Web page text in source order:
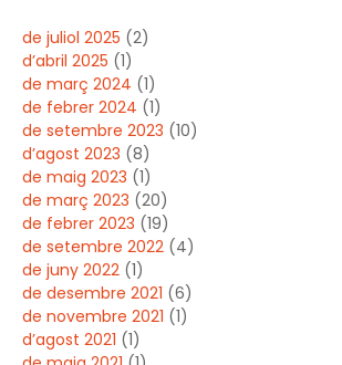
de juliol 2025 (2)
d’abril 2025 (1)
de març 2024 (1)
de febrer 2024 (1)
de setembre 2023 (10)
d’agost 2023 (8)
de maig 2023 (1)
de març 2023 (20)
de febrer 2023 (19)
de setembre 2022 (4)
de juny 2022 (1)
de desembre 2021 (6)
de novembre 2021 (1)
d’agost 2021 (1)